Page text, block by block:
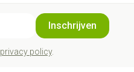
Inschrijven
privacy policy.